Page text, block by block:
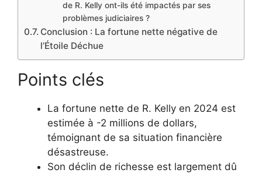
de R. Kelly ont-ils été impactés par ses
problèmes judiciaires ?
Conclusion : La fortune nette négative de
l’Étoile Déchue
Points clés
La fortune nette de R. Kelly en 2024 est
estimée à -2 millions de dollars,
témoignant de sa situation financière
désastreuse.
Son déclin de richesse est largement dû